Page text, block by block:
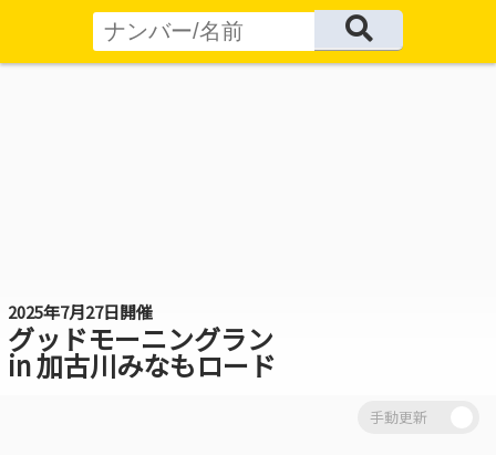
2025年7月27日開催
グッドモーニングラン
in 加古川みなもロード